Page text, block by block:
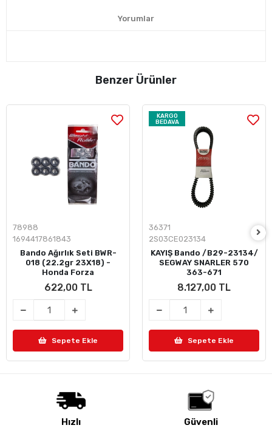
Yorumlar
Benzer Ürünler
78988
1694417861843
Bando Ağırlık Seti BWR-
018 (22.2gr 23X18) -
Honda Forza
622,00 TL
Sepete Ekle
KARGO
BEDAVA
36371
2S03CE023134
KAYIŞ Bando /B29-23134/
SEGWAY SNARLER 570
363-671
8.127,00 TL
Sepete Ekle
Hızlı Güvenli